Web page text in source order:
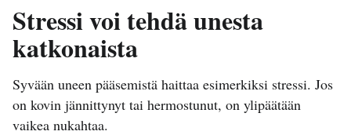
Stressi voi tehdä unesta
katkonaista
Syvään uneen pääsemistä haittaa esimerkiksi stressi. Jos
on kovin jännittynyt tai hermostunut, on ylipäätään
vaikea nukahtaa.